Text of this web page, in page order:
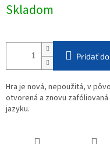
cena:
Skladom
Pridať
Hra je nová, nepoužitá, v
otvorená a znovu
jazyku.